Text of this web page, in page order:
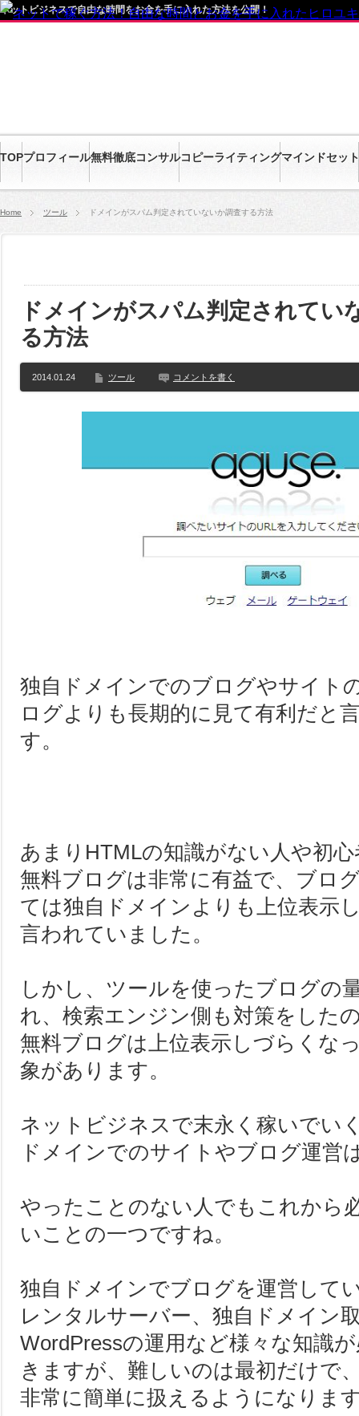
TOPプロフィール無料徹底コンサルコピーライティングマインドセット
ネットビジネスで自由な時間をお金を手に入れた方法を公開！
Home ツール ドメインがスパム判定されていないか調査する方法
ドメインがスパム判定されてい
る方法
2014.01.24 ツール コメントを書く
独自ドメインでのブログやサイト
ログよりも長期的に見て有利だと
す。
あまりHTMLの知識がない人や初
無料ブログは非常に有益で、ブロ
ては独自ドメインよりも上位表示
言われていました。
しかし、ツールを使ったブログの
れ、検索エンジン側も対策をした
無料ブログは上位表示しづらくな
象があります。
ネットビジネスで末永く稼いでい
ドメインでのサイトやブログ運営
やったことのない人でもこれから
いことの一つですね。
独自ドメインでブログを運営して
レンタルサーバー、独自ドメイン
WordPressの運用など様々な知識
きますが、難しいのは最初だけで
非常に簡単に扱えるようになりま